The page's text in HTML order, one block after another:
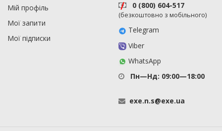
Мій профіль
Мої запити
Мої підписки
0 (800) 604-517
(безкоштовно з мобільного)
Telegram
Viber
WhatsApp
Пн—Нд: 09:00—18:00
exe.n.s@exe.ua